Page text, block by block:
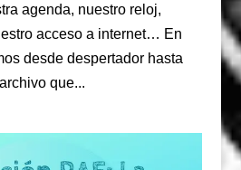
agenda, nuestro reloj,
acceso a internet… En
desde despertador hasta
que...